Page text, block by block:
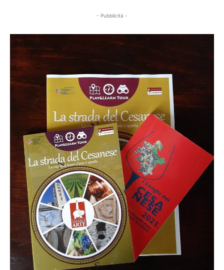
- Pubblicità -